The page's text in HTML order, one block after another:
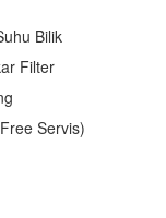
Bilik
Filter
Servis)